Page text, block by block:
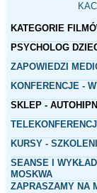
KATEGORIE
PSYCHOLOG
ZAPOWIEDZI
KONFERENCJE -
SKLEP -
KURSY -
SEANSE I
MOSKWA
ZAPRASZAMY NA